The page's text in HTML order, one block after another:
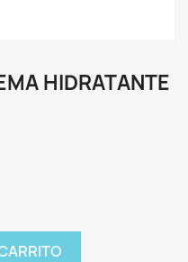
HIDRATANTE